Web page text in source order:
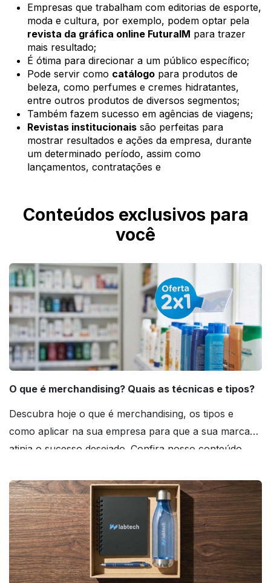
Empresas que trabalham com editorias de esporte,
moda e cultura, por exemplo, podem optar pela
revista da gráfica online FuturaIM para trazer
mais resultado;
É ótima para direcionar a um público específico;
Pode servir como catálogo para produtos de
beleza, como perfumes e cremes hidratantes,
entre outros produtos de diversos segmentos;
Também fazem sucesso em agências de viagens;
Revistas institucionais são perfeitas para
mostrar resultados e ações da empresa, durante
um determinado período, assim como
lançamentos, contratações e
Conteúdos exclusivos para
você
O que é merchandising? Quais as técnicas e tipos?
Descubra hoje o que é merchandising, os tipos e
como aplicar na sua empresa para que a sua marca
atinja o sucesso desejado. Confira nosso conteúdo